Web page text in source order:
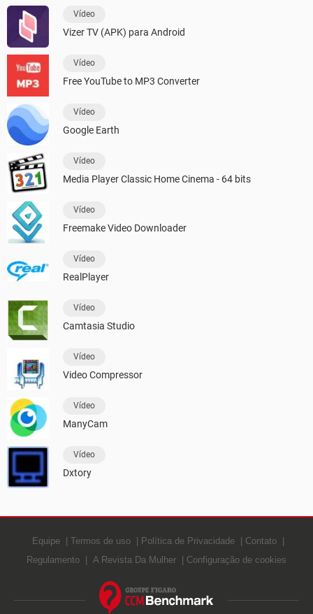
Vídeo
Vizer TV (APK) para Android
Vídeo
Free YouTube to MP3 Converter
Vídeo
Google Earth
Vídeo
Media Player Classic Home Cinema - 64 bits
Vídeo
Freemake Video Downloader
Vídeo
RealPlayer
Vídeo
Camtasia Studio
Vídeo
Video Compressor
Vídeo
ManyCam
Vídeo
Dxtory
Equipe Termos de uso Política de Privacidade
Contato
Regulamento
A Revista Da Mulher Configuração de cookies